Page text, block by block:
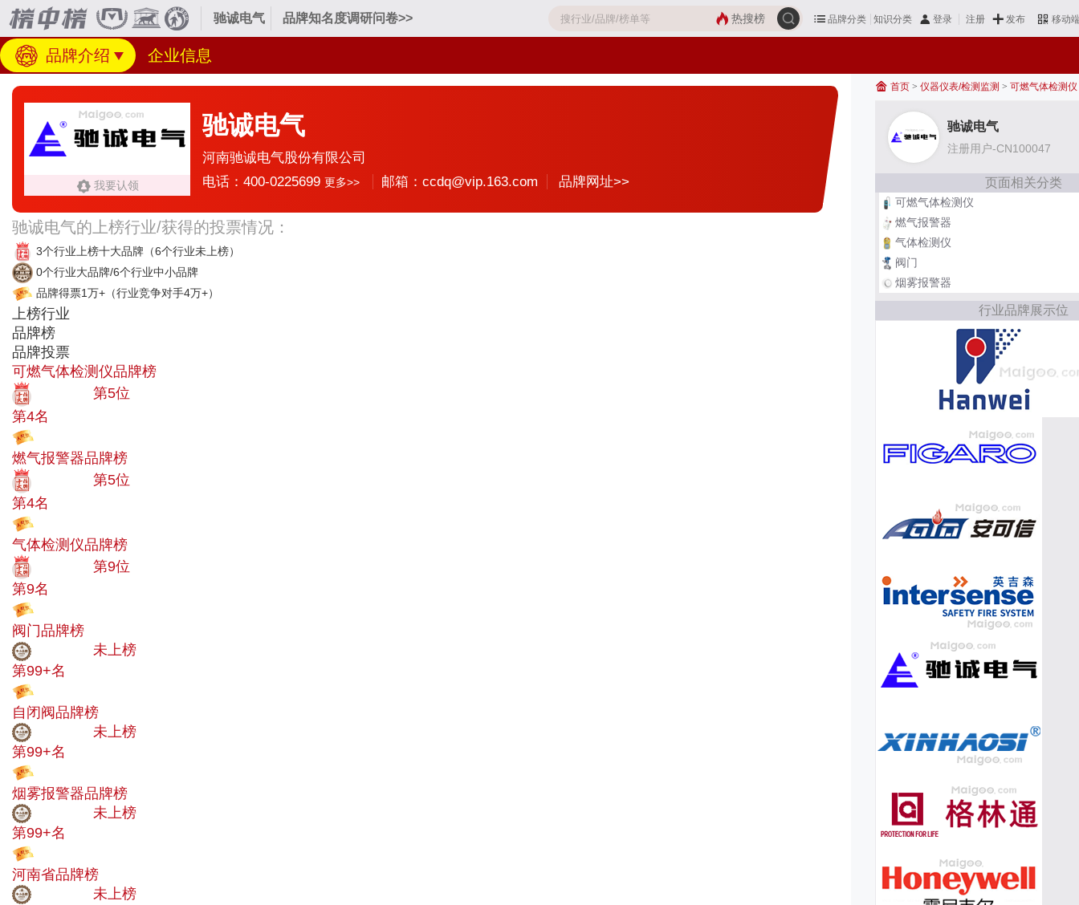
驰诚电气 品牌知名度调研问卷>> 品牌分类 知识分类 登录 注册 发布 移动
热搜榜
品牌介绍 企业信息
我要认领
驰诚电气
河南驰诚电气股份有限公司
电话：400-0225699 更多>> 邮箱：ccdq@vip.163.com 品牌网址>>
驰诚电气的上榜行业/获得的投票情况：
3个行业上榜十大品牌 （6个行业未上榜）
0个行业大品牌/6个行业中小品牌
品牌得票1万+ （行业竞争对手4万+）
上榜行业
品牌榜
品牌投票
可燃气体检测仪品牌榜
第5位
第4名
燃气报警器品牌榜
第5位
第4名
气体检测仪品牌榜
第9位
第9名
阀门品牌榜
未上榜
第99+名
自闭阀品牌榜
未上榜
第99+名
烟雾报警器品牌榜
未上榜
第99+名
河南省品牌榜
未上榜
首页 > 仪器仪表/检测监测 > 可燃气体检测仪
驰诚电气
注册用户-CN100047
页面相关分类
可燃气体检测仪
燃气报警器
气体检测仪
阀门
烟雾报警器
行业品牌展示位